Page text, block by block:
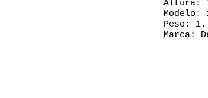
Altura:
Modelo:
Peso:
Marca: